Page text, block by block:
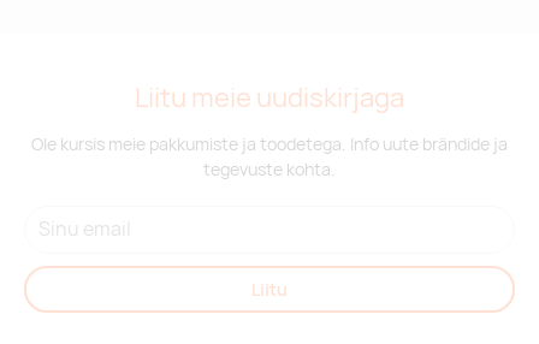
Liitu meie uudiskirjaga
Ole kursis meie pakkumiste ja toodetega. Info uute brändide ja
tegevuste kohta.
Liitu